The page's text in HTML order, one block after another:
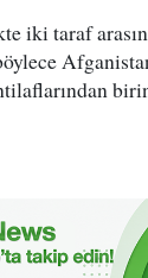
iki taraf